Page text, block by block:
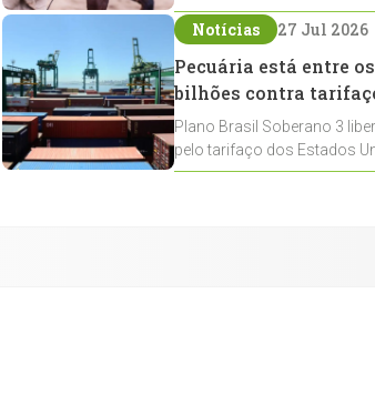
Crioulos voltados ao laço
Notícias 27 Jul 2026
Pecuária está entre
bilhões contra
Plano Brasil Soberano 3
pelo tarifaço dos Estados
contemplados